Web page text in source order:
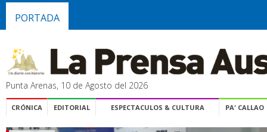
PORTADA
Punta Arenas, 10 de Agosto del 2026
CRÓNICA EDITORIAL ESPECTACULOS & CULTURA PA' CALLAO